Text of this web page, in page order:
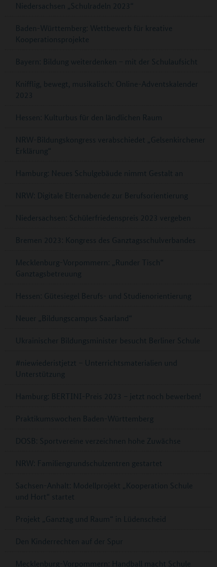
Niedersachsen „Schulradeln 2023“
Baden-Württemberg: Wettbewerb für kreative
Kooperationsprojekte
Bayern: Bildung weiterdenken – mit der Schulaufsicht
Knifflig, bewegt, musikalisch: Online-Adventskalender
2023
Hessen: Kulturbus für den ländlichen Raum
NRW-Bildungskongress verabschiedet „Gelsenkirchener
Erklärung“
Hamburg: Neues Schulgebäude nimmt Gestalt an
NRW: Digitale Elternabende zur Berufsorientierung
Niedersachsen: Schülerfriedenspreis 2023 vergeben
Bremen 2023: Kongress des Ganztagsschulverbandes
Mecklenburg-Vorpommern: „Runder Tisch“
Ganztagsbetreuung
Hessen: Gütesiegel Berufs- und Studienorientierung
Neuer „Bildungscampus Saarland“
Ukrainischer Bildungsminister besucht Berliner Schule
#niewiederistjetzt – Unterrichtsmaterialien und
Unterstützung
Hamburg: BERTINI-Preis 2023 – jetzt noch bewerben!
Praktikumswochen Baden-Württemberg
DOSB: Sportvereine verzeichnen hohe Zuwächse
NRW: Familiengrundschulzentren gestartet
Sachsen-Anhalt: Modellprojekt „Kooperation Schule
und Hort“ startet
Projekt „Ganztag und Raum“ in Lüdenscheid
Den Kinderrechten auf der Spur
Mecklenburg-Vorpommern: Handball macht Schule